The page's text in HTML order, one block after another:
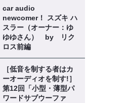
car audio
newcomer！ スズキ ハ
スラー（オーナー：ゆ
ゆゆさん） by リク
ロス前編
［低音を制する者はカ
ーオーディオを制す!］
第12回「小型・薄型パ
ワードサブウーファ